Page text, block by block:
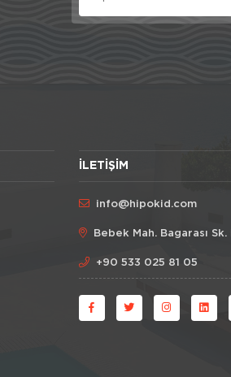
İLETIŞIM
info@hipokid.com
Bebek Mah. Bagarası
+90 533 025 81 05